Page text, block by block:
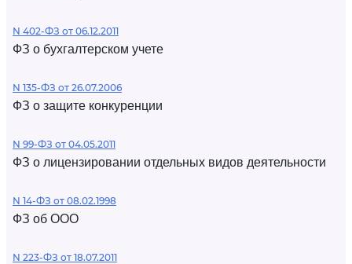
N 402-ФЗ от 06.12.2011
ФЗ о бухгалтерском учете
N 135-ФЗ от 26.07.2006
ФЗ о защите конкуренции
N 99-ФЗ от 04.05.2011
ФЗ о лицензировании отдельных видов деятельности
N 14-ФЗ от 08.02.1998
ФЗ об ООО
N 223-ФЗ от 18.07.2011